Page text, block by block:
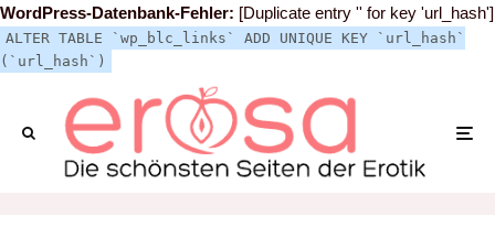
WordPress-Datenbank-Fehler: [Duplicate entry '' for key 'url_hash']
ALTER TABLE `wp_blc_links` ADD UNIQUE KEY `url_hash`
(`url_hash`)